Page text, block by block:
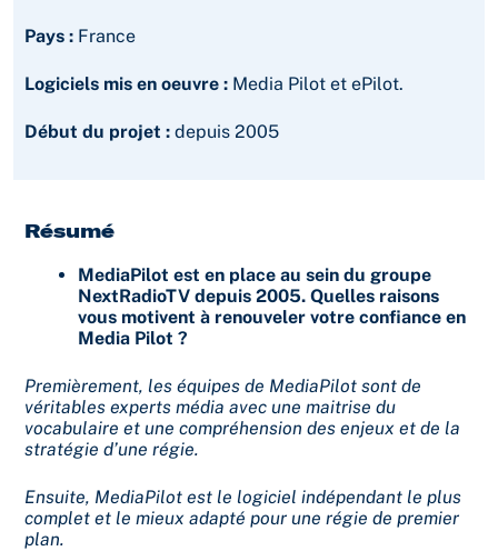
Pays : France
Logiciels mis en oeuvre : Media Pilot et ePilot.
Début du projet : depuis 2005
Résumé
MediaPilot est en place au sein du groupe
NextRadioTV depuis 2005. Quelles raisons
vous motivent à renouveler votre confiance en
Media Pilot ?
Premièrement, les équipes de MediaPilot sont de
véritables experts média avec une maitrise du
vocabulaire et une compréhension des enjeux et de la
stratégie d’une régie.
Ensuite, MediaPilot est le logiciel indépendant le plus
complet et le mieux adapté pour une régie de premier
plan.